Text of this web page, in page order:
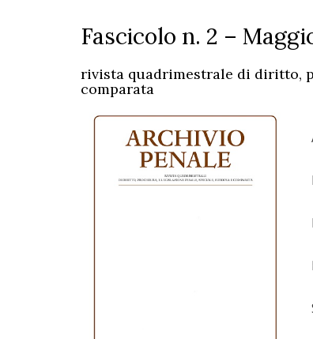
Fascicolo n. 2 –
rivista quadrimestrale di diritto,
comparata